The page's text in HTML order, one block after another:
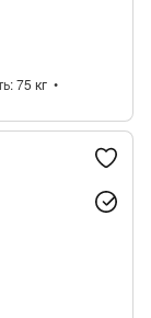
75 кг